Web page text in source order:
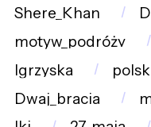
Shere_Khan
motyw_podróży
Igrzyska
Dwaj_bracia